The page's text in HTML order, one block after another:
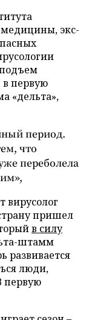
экс-
в первую
«дельта»,
период.
что
переболела
вирусолог
пришел
в силу
штамм
развивается
люди,
первую